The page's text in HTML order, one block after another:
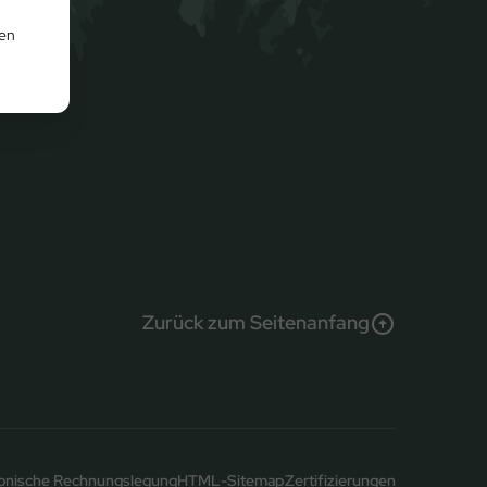
Zurück zum Seitenanfang
RechnungslegungHTML-SitemapZertifizierungen